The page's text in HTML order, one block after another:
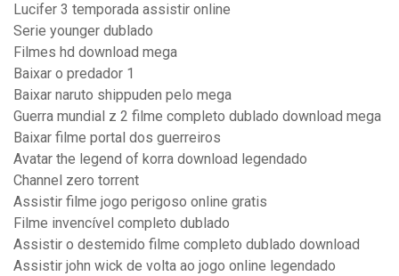
Lucifer 3 temporada assistir online
Serie younger dublado
Filmes hd download mega
Baixar o predador 1
Baixar naruto shippuden pelo mega
Guerra mundial z 2 filme completo dublado download mega
Baixar filme portal dos guerreiros
Avatar the legend of korra download legendado
Channel zero torrent
Assistir filme jogo perigoso online gratis
Filme invencível completo dublado
Assistir o destemido filme completo dublado download
Assistir john wick de volta ao jogo online legendado